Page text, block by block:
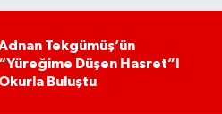
Tekgümüş’ün
“Yüreğime Düşen Hasret”I
Okurla Buluştu